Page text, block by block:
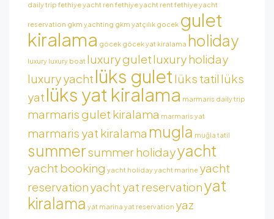
daily trip fethiye yacht ren fethiye yacht rent fethiye yacht
reservation gkm yachting gkm yatçılık gocek gulet
kiralama göcek göcek yat kiralama holiday
luxury luxury boat luxury guletluxury holiday
luxury yacht lüks guletlüks tatil lüks
yat lüks yat kiralama marmaris daily trip
marmaris gulet kiralama marmaris yat
marmaris yat kiralama mugla muğla tatil
summersummer holidayyacht
yacht booking yacht holidayyacht marine yacht
reservationyacht yat reservationyat
kiralama yat marina yat reservation yaz